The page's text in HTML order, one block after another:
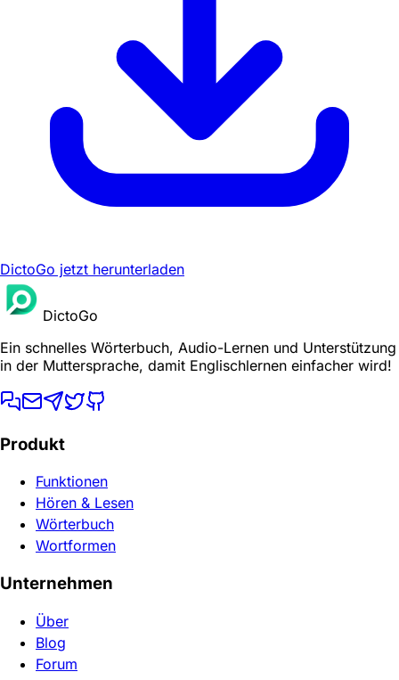
DictoGo jetzt herunterladen
DictoGo
Ein schnelles Wörterbuch, Audio-Lernen und Unterstützung
in der Muttersprache, damit Englischlernen einfacher wird!
Produkt
Funktionen
Hören & Lesen
Wörterbuch
Wortformen
Unternehmen
Über
Blog
Forum